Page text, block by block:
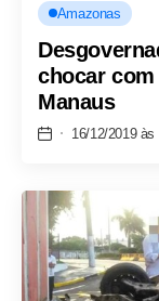
Amazonas
chocar
Manaus
16/12/2019 às